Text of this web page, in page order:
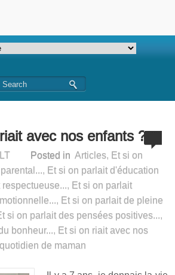
avec nos enfants ?
ILT Posted in Articles, Et si on
, Et si on parlait d'éducation
, Et si on parlait
, Et si on parlait de pleine
si on parlait des pensées positives...,
bonheur..., Et si on riait avec nos
de maman